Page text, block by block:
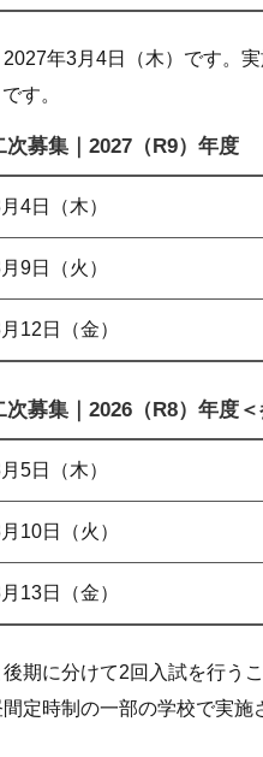
年3月4日（木）です。
す。
募集｜2027（R9）年度
4日（木）
9日（火）
12日（金）
募集｜2026（R8）年度＜
5日（木）
10日（火）
13日（金）
期に分けて2回入試を行う
定時制の一部の学校で実施